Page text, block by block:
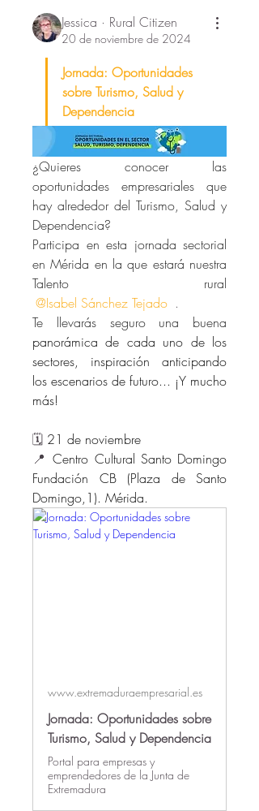
Jessica · Rural Citizen
20 de noviembre de 2024
Jornada: Oportunidades
sobre Turismo, Salud y
Dependencia
¿Quieres conocer las
oportunidades empresariales que
hay alrededor del Turismo, Salud y
Dependencia?
Participa en esta jornada sectorial
en Mérida en la que estará nuestra
Talento rural
@Isabel Sánchez Tejado .
panorámica de cada uno de los
sectores, inspiración anticipando
los escenarios de futuro... ¡Y mucho
más!
🗓️ 21 de noviembre
📍 Centro Cultural Santo Domingo
Fundación CB (Plaza de Santo
Domingo,1). Mérida.
www.extremaduraempresarial.es
Jornada: Oportunidades sobre
Turismo, Salud y Dependencia
Portal para empresas y
emprendedores de la Junta de
Extremadura